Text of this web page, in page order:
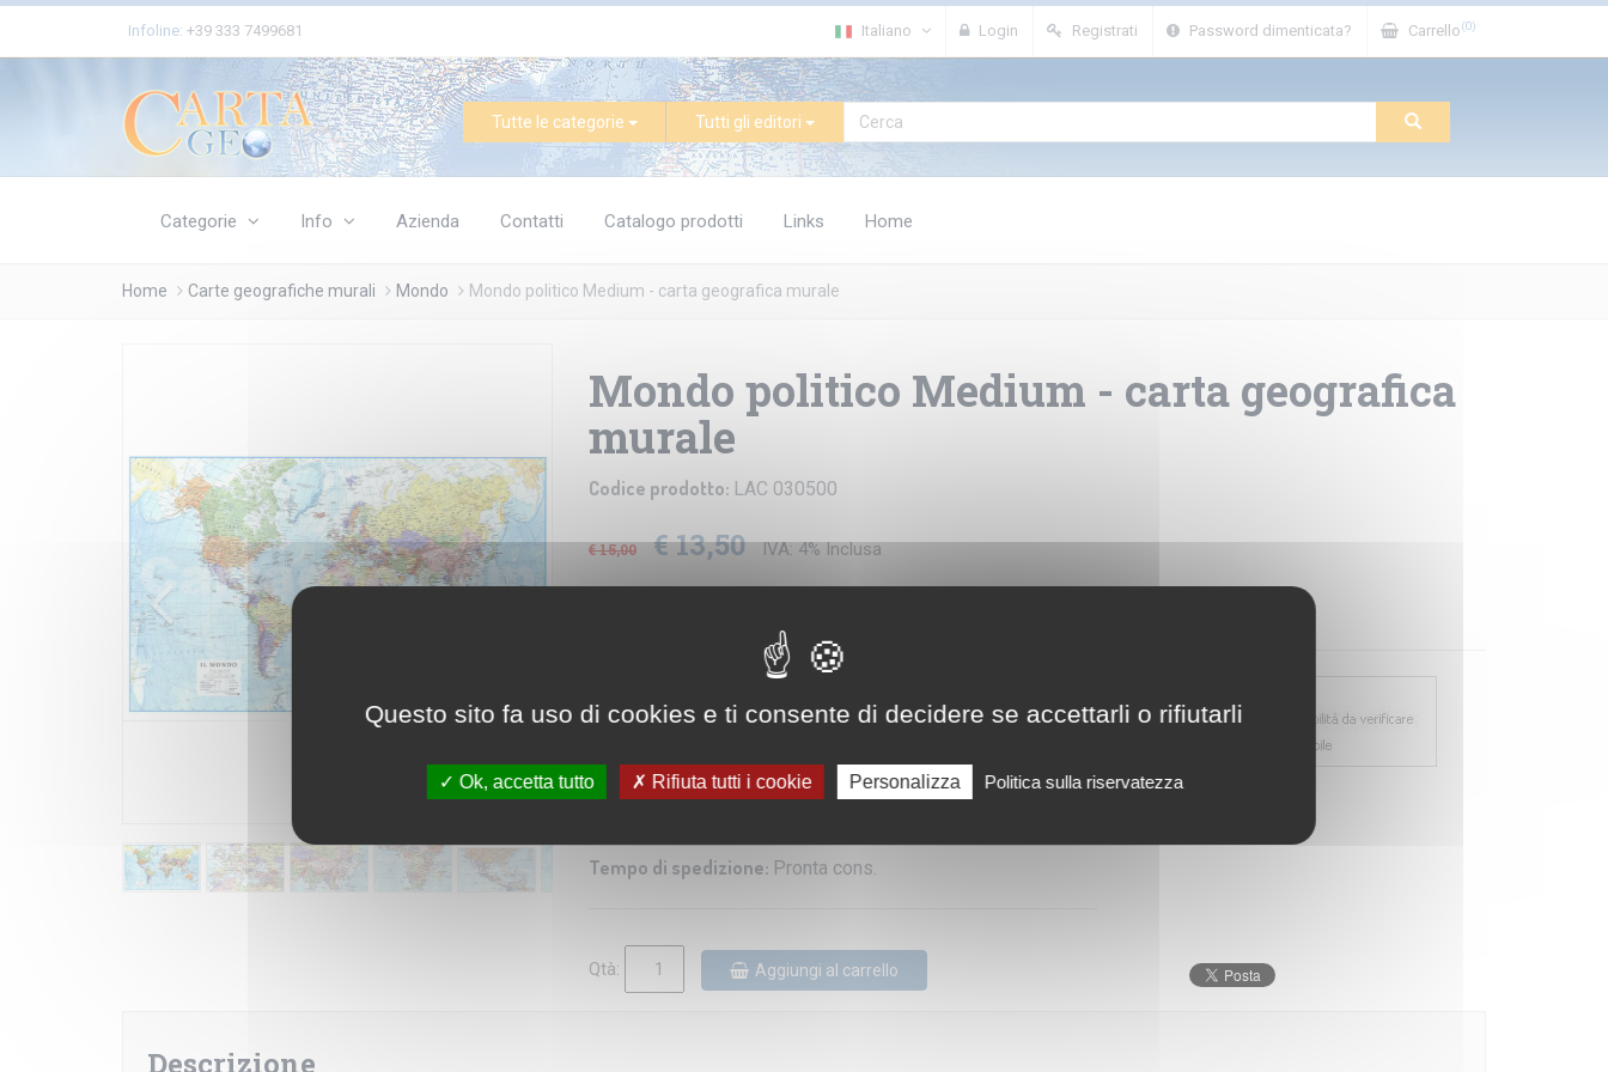
Infoline: +39 333 7499681 Italiano Login Registrati Password dimenticata? Carrello(0)
Tutte le categorie Tutti gli editori
Categorie Info Azienda Contatti Catalogo prodotti Links Home
Home Carte geografiche murali Mondo Mondo politico Medium - carta geografica murale
Mondo politico Medium - carta geografica
murale
Codice prodotto: LAC 030500
€ 15,00 € 13,50 IVA: 4% Inclusa
Dimensioni:102x65 cm
Tempo di spedizione: Pronta cons.
Qtà: Aggiungi al carrello
Descrizione
Cookies management panel
Questo sito fa uso di cookies e ti consente di decidere se accettarli o rifiutarli
Ok, accetta tutto Rifiuta tutti i cookie Personalizza Politica sulla riservatezza